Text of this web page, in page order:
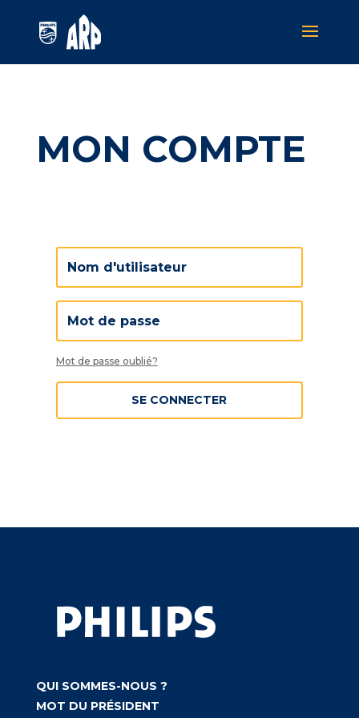
MON COMPTE
Mot de passe oublié?
SE CONNECTER
QUI SOMMES-NOUS ?
MOT DU PRÉSIDENT